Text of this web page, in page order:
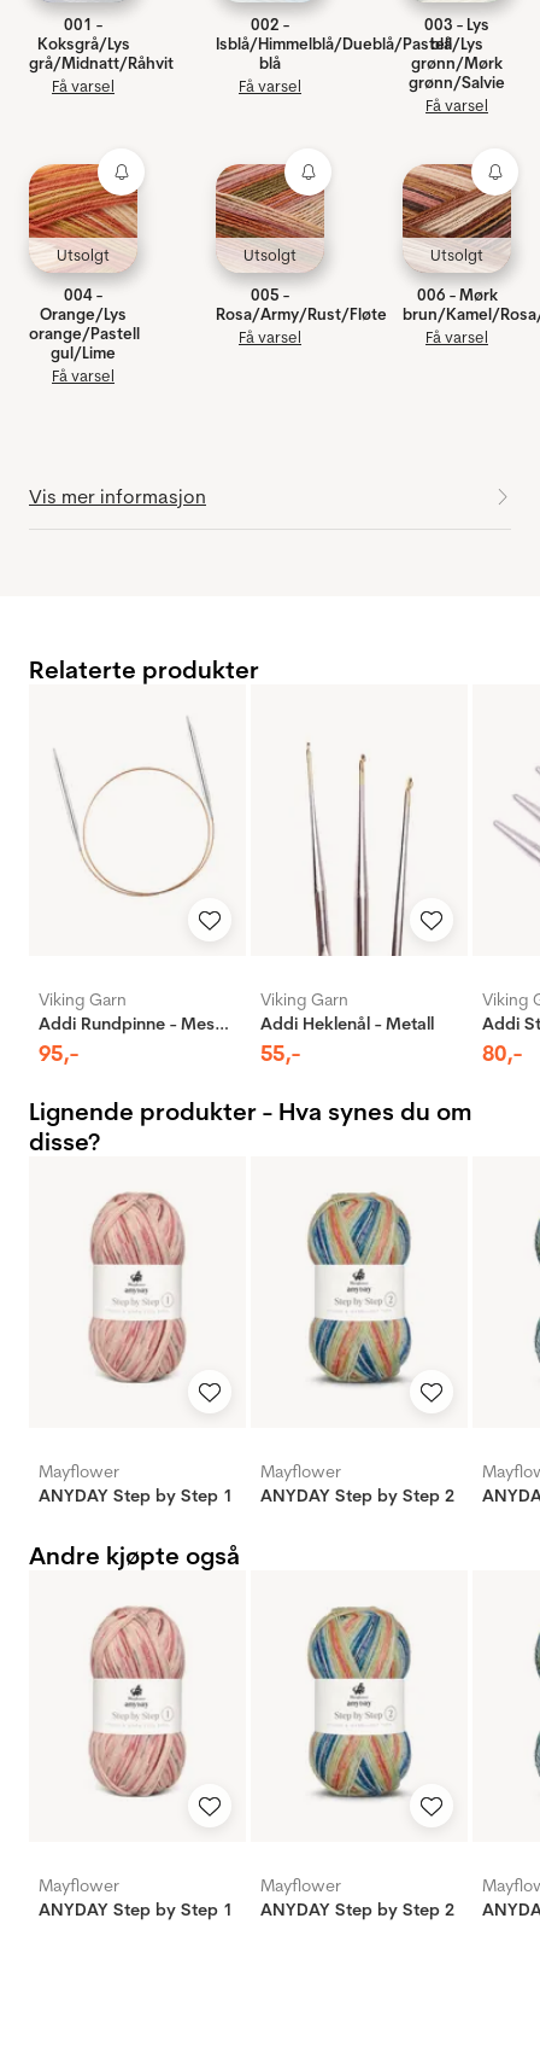
001 -
Koksgrå/Lys
grå/Midnatt/Råhvit
Få varsel
002 -
Isblå/Himmelblå/Dueblå/Pastell
blå
Få varsel
003 - Lys
blå/Lys
grønn/Mørk
grønn/Salvie
Få varsel
Utsolgt
004 -
Orange/Lys
orange/Pastell
gul/Lime
Få varsel
Utsolgt
005 -
Rosa/Army/Rust/Fløte
Få varsel
Utsolgt
006 - Mørk
brun/Kamel/
Få varsel
Vis mer informasjon
Relaterte produkter
Viking Garn
Addi Rundpinne - Messing
95,-
Viking Garn
Addi Heklenål - Metall
55,-
Viking
80,-
Lignende produkter - Hva synes du om
disse?
Mayflower
ANYDAY Step by Step 1
Mayflower
ANYDAY Step by Step 2
Andre kjøpte også
Mayflower
ANYDAY Step by Step 1
Mayflower
ANYDAY Step by Step 2